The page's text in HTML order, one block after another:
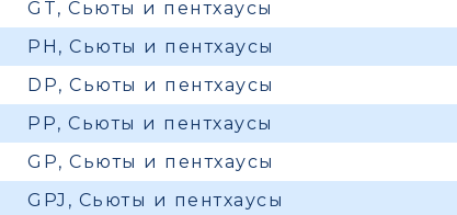
GT, Сьюты и пентхаусы
PH, Сьюты и пентхаусы
DP, Сьюты и пентхаусы
PP, Сьюты и пентхаусы
GP, Сьюты и пентхаусы
GPJ, Сьюты и пентхаусы